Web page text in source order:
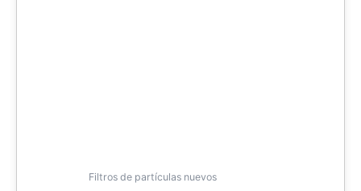
Filtros de partículas nuevos